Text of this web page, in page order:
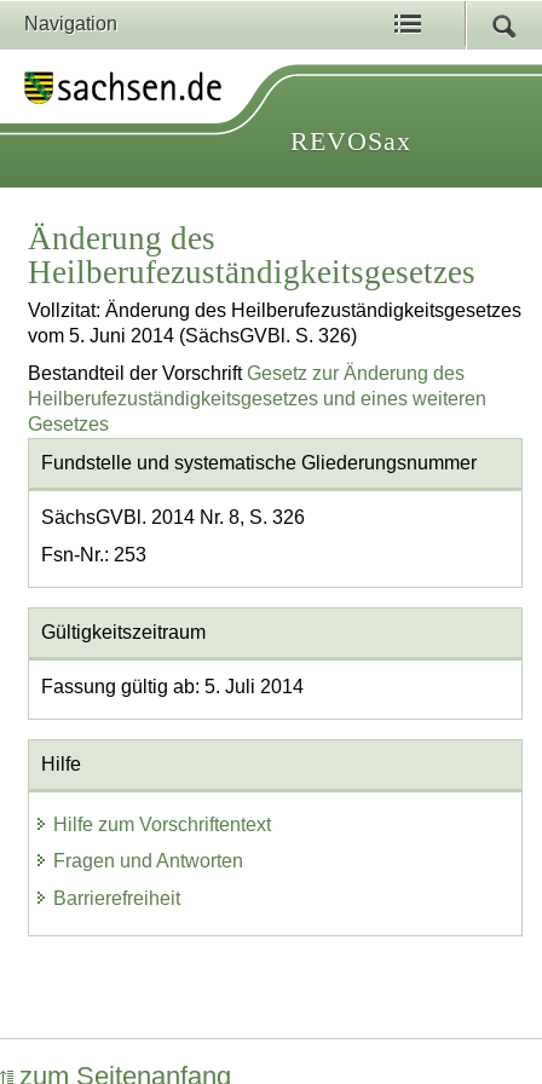
Navigation
REVOSax
Änderung des
Heilberufezuständigkeitsgesetzes
Vollzitat: Änderung des Heilberufezuständigkeitsgesetzes
vom 5. Juni 2014 (SächsGVBl. S. 326)
Bestandteil der VorschriftGesetz zur Änderung des
Heilberufezuständigkeitsgesetzes und eines weiteren
Gesetzes
Fundstelle und systematische Gliederungsnummer
SächsGVBl. 2014 Nr. 8, S. 326
Fsn-Nr.: 253
Gültigkeitszeitraum
Fassung gültig ab: 5. Juli 2014
Hilfe
Hilfe zum Vorschriftentext
Fragen und Antworten
Barrierefreiheit
zum Seitenanfang